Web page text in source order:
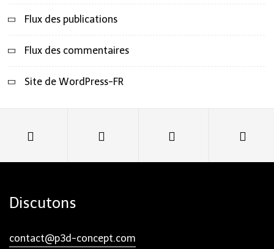
Flux des publications
Flux des commentaires
Site de WordPress-FR
Discutons
contact@p3d-concept.com